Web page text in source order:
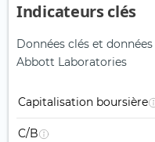
Indicateurs clés
Données clés et
Abbott Laboratories
Capitalisation boursière
C/B